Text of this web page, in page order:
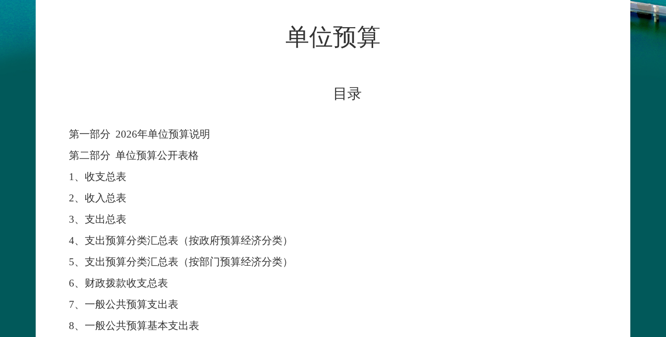
单位预算
目录
第一部分 2026年单位预算说明
第二部分 单位预算公开表格
1、收支总表
2、收入总表
3、支出总表
4、支出预算分类汇总表（按政府预算经济分类）
5、支出预算分类汇总表（按部门预算经济分类）
6、财政拨款收支总表
7、一般公共预算支出表
8、 一般公共预算基本支出表